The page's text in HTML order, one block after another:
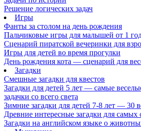
Решение логических задач
Игры
Фанты за столом на день рождения
Пальчиковые игры для малышей от 1
Сценарий пиратской вечеринки для
Игры для детей во время прогулки
День рождения кота — сценарий для
Загадки
Смешные загадки для квестов
Загадки для детей 5 лет — самые
задачки со всего света
Зимние загадки для детей 7-8 лет — 30
Древние интересные загадки для самых
Загадки на английском языке о